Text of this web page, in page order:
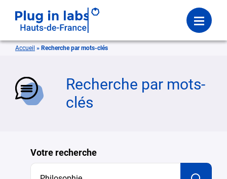
Menu
Recherche par mots-
clés
Accueil » Recherche par mots-clés
Votre recherche